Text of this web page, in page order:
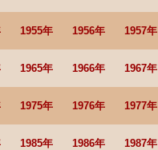
1955年 1956年 1957年
1965年 1966年 1967年
1975年 1976年 1977年
1985年 1986年 1987年